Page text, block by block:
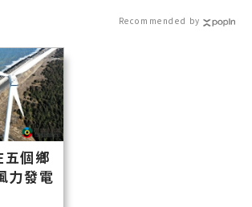
Recommended by
五個鄉
力發電